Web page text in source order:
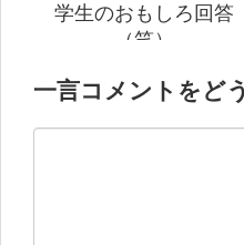
学生のおもしろ回答
（笑）
一言コメントをど